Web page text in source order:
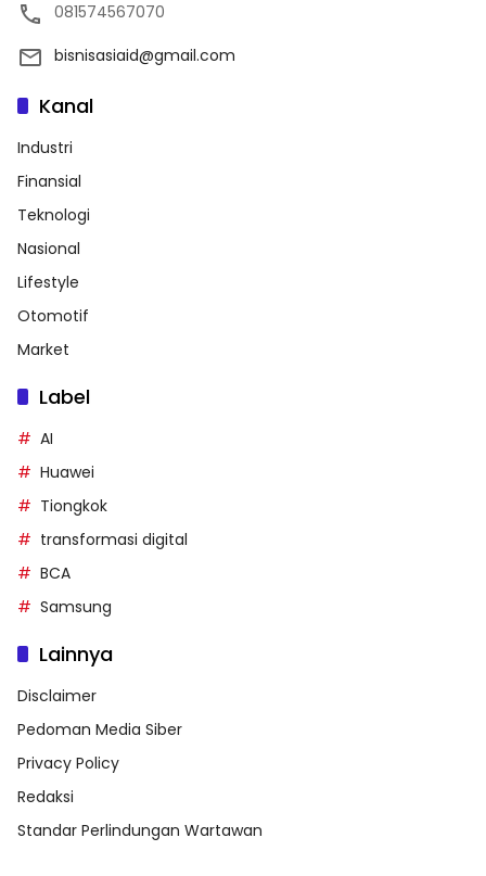
081574567070
bisnisasiaid@gmail.com
Kanal
Industri
Finansial
Teknologi
Nasional
Lifestyle
Otomotif
Market
Label
AI
Huawei
Tiongkok
transformasi digital
BCA
Samsung
Lainnya
Disclaimer
Pedoman Media Siber
Privacy Policy
Redaksi
Standar Perlindungan Wartawan